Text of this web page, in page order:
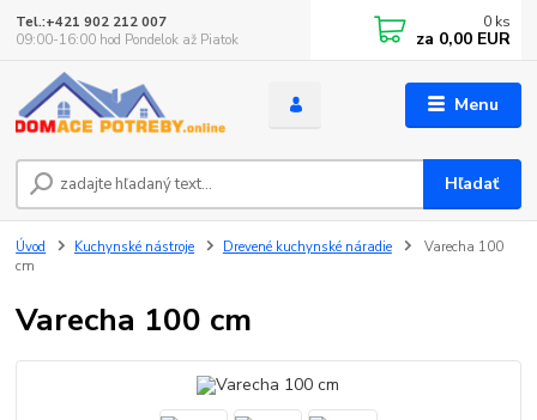
Menu
Hľadať
Tel.:+421 902 212 007
09:00-16:00 hod Pondelok až Piatok
0 ks
za 0,00 EUR
Úvod Kuchynské nástroje Drevené kuchynské náradie
Varecha 100
cm
Varecha 100 cm